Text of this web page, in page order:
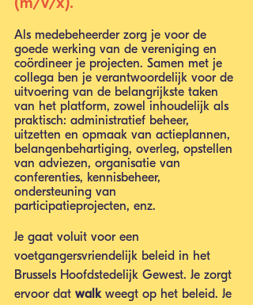
Als medebeheerder zorg je voor de
goede werking van de vereniging en
coördineer je projecten. Samen met je
collega ben je verantwoordelijk voor de
uitvoering van de belangrijkste taken
van het platform, zowel inhoudelijk als
praktisch: administratief beheer,
uitzetten en opmaak van actieplannen,
belangenbehartiging, overleg, opstellen
van adviezen, organisatie van
conferenties, kennisbeheer,
ondersteuning van
participatieprojecten, enz.
Je gaat voluit voor een
voetgangersvriendelijk beleid in het
Brussels Hoofdstedelijk Gewest. Je zorgt
ervoor dat walk weegt op het beleid. Je